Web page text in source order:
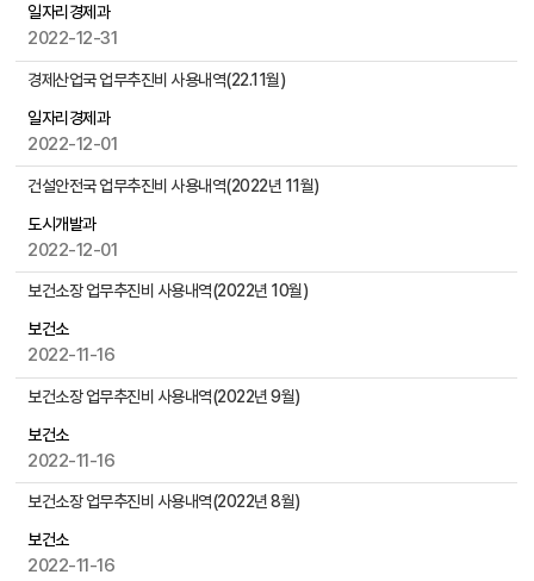
물
로
제
일
일자리경제과
2022-12-31
경제산업국 업무추진비 사용내역(22.11월)
일자리경제과
2022-12-01
건설안전국 업무추진비 사용내역(2022년 11월)
도시개발과
2022-12-01
보건소장 업무추진비 사용내역(2022년 10월)
보건소
2022-11-16
보건소장 업무추진비 사용내역(2022년 9월)
보건소
2022-11-16
보건소장 업무추진비 사용내역(2022년 8월)
보건소
2022-11-16